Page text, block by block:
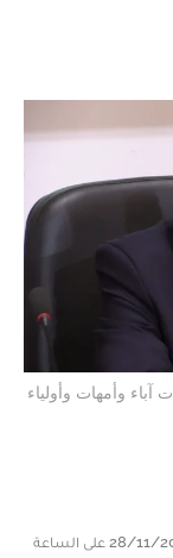
آباء وأمهات وأولياء
في 28/11/2023 على الساعة 13:23, تحديث بتاريخ 28/11/2023 على الساعة